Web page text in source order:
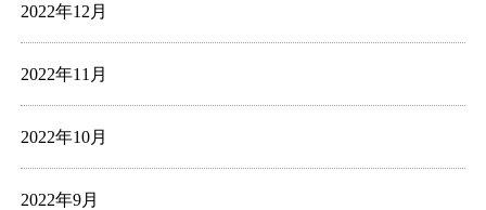
2022年12月
2022年11月
2022年10月
2022年9月